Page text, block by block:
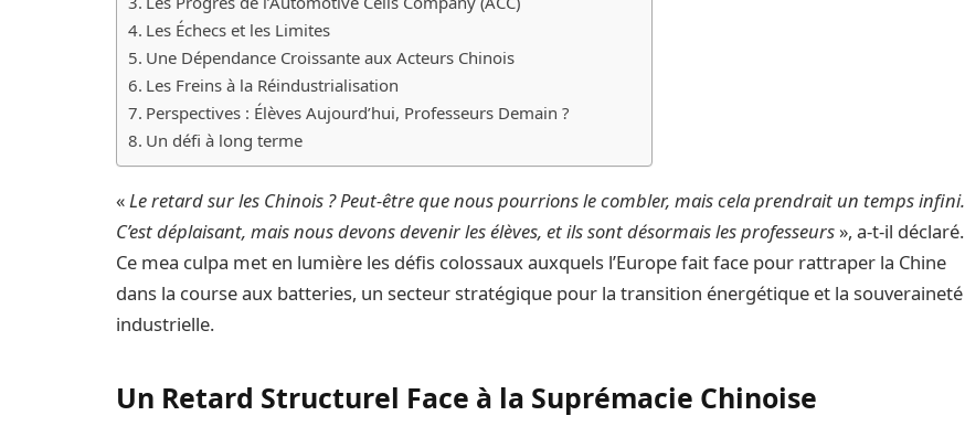
Les Échecs et les Limites
Une Dépendance Croissante aux Acteurs Chinois
Les Freins à la Réindustrialisation
Perspectives : Élèves Aujourd’hui, Professeurs Demain ?
Un défi à long terme
«Le retard sur les Chinois ? Peut-être que nous pourrions le combler, mais cela prendrait un temps infini.
C’est déplaisant, mais nous devons devenir les élèves, et ils sont désormais les professeurs», a-t-il déclaré.
Ce mea culpa met en lumière les défis colossaux auxquels l’Europe fait face pour rattraper la Chine
dans la course aux batteries, un secteur stratégique pour la transition énergétique et la souveraineté
industrielle.
Un Retard Structurel Face à la Suprémacie Chinoise